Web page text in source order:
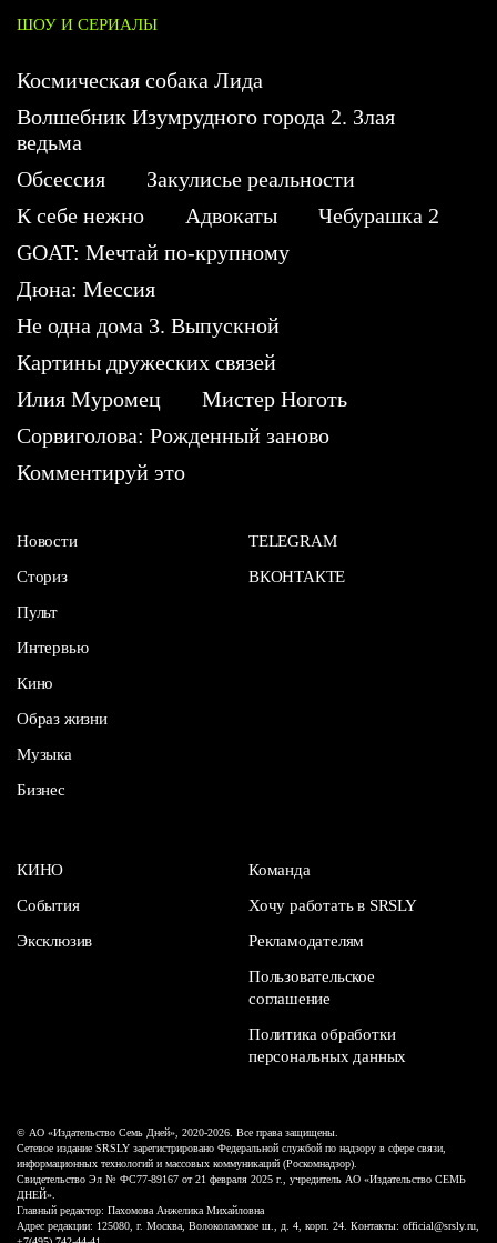
ШОУ И СЕРИАЛЫ
Космическая собака Лида
Волшебник Изумрудного города 2. Злая
ведьма
Обсессия
Закулисье реальности
К себе нежно
Адвокаты
Чебурашка 2
GOAT: Мечтай по-крупному
Дюна: Мессия
Не одна дома 3. Выпускной
Картины дружеских связей
Илия Муромец
Мистер Ноготь
Сорвиголова: Рожденный заново
Комментируй это
Новости
Сториз
Пульт
Интервью
Кино
Образ жизни
Музыка
Бизнес
TELEGRAM
ВКОНТАКТЕ
КИНО
События
Эксклюзив
Команда
Хочу работать в SRSLY
Рекламодателям
Пользовательское
соглашение
Политика обработки
персональных данных
© АО «Издательство Семь Дней», 2020-2026. Все права защищены.
Сетевое издание SRSLY зарегистрировано Федеральной службой по надзору в сфере связи,
информационных технологий и массовых коммуникаций (Роскомнадзор).
Свидетельство Эл № ФС77-89167 от 21 февраля 2025 г., учредитель АО «Издательство СЕМЬ
ДНЕЙ».
Главный редактор: Пахомова Анжелика Михайловна
Адрес редакции: 125080, г. Москва, Волоколамское ш., д. 4, корп. 24. Контакты: official@srsly.ru,